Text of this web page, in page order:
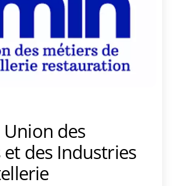
Union des
des Industries